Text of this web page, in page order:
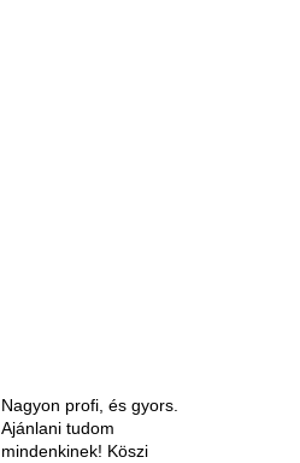
Nagyon profi, és gyors.
Ajánlani tudom
mindenkinek! Köszi